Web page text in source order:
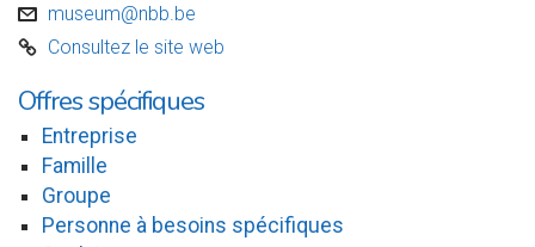
v museum@nbb.be
C Consultez le site web
Offres spécifiques
Entreprise
Famille
Groupe
Personne à besoins spécifiques